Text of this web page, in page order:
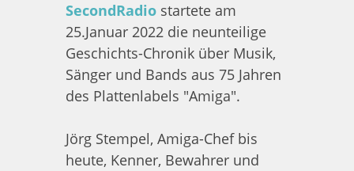
SecondRadio startete am
25.Januar 2022 die neunteilige
Geschichts-Chronik über Musik,
Sänger und Bands aus 75 Jahren
des Plattenlabels "Amiga".
Jörg Stempel, Amiga-Chef bis
heute, Kenner, Bewahrer und